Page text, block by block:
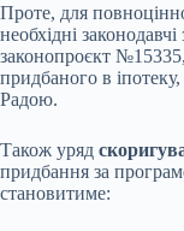
Проте, для
необхідні
законопроєкт
придбаного в
Радою.
Також уряд
придбання за
становитиме: